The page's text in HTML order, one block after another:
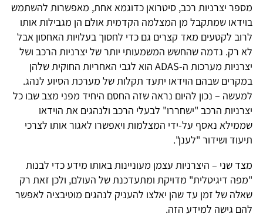
מספר יצרניות רכב, סיטרואן כדוגמא אחת, מאפשרות להשתמש
בוידאו שמתקבל מן המצלמה הקדמית אולם הן מגבילות אותו
לרוב לקטעים מאד קצרים גם כדי לחסוך בעלויות האחסון אבל
לא רק. נדמה שהחשש המשמעותי יותר של יצרניות הרכב ושל
יצרניות מערכות ה-ADAS הוא לגבי האחריות החוקית שלהן
במקרים שבהם הוידאו יתעד תקלות של מערכת הסיוע לנהג.
למעשה – נכון להיום נראה שזה החסם היחיד מפני מצב שבו כל
יצרניות הרכב "ישחררו" לבעלי הרכב ולנהגים את הוידאו
שממילא נאסף על-ידי המצלמות ויאפשרו לאגור אותו לצרכי
תיעוד ושידור "לענן".
מצד שני – היצרניות עצמן מעוניינות באותו מידע כדי לבנות
"מפה דיגיטלית" מדויקת ומתעדכנת של העולם, ולכן זאת רק
שאלה של זמן עד שהן יאלצו להעניק לנהגים מוטיבציה לאפשר
להם גישה למידע הזה.